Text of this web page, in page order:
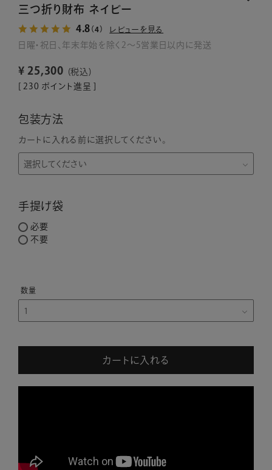
三つ折り財布 ネイビー
4.8 （4） レビューを見る
日曜・祝日、年末年始を除く2～5営業日以内に発送
¥ 25,300
税込
230 ポイント進呈 ]
包装方法
カートに入れる前に選択してください。
手提げ袋
必要
不要
カートに入れる